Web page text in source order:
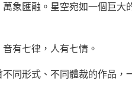
象匯融。星空宛如一個巨大
有七律，人有七情。
同形式、不同體裁的作品，